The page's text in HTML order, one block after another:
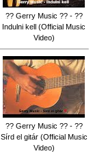
?? Gerry Music ?? - ??
Indulni kell (Official Music
Video)
?? Gerry Music ?? - ??
Sírd el gitár (Official Music
Video)